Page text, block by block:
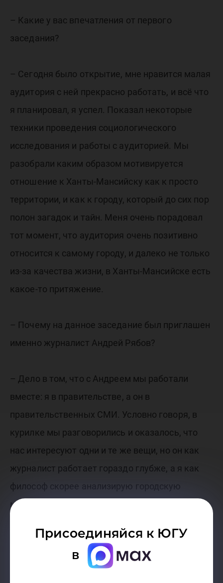
Присоединяйся к ЮГУ
в
– Какие у вас впечатления от первого
заседания?
– Сегодня было открытие, мне нравится малая
аудитория с ней прекрасно работать, и всё что
я планировал, я успел. Показал некоторые
техники проведения социологического
исследования и работы с аудиторией. Мы
разобрали каким образом мотивируется
отношение к Ханты-Мансийску как к просто
территории, и как к городу, который до сих пор
полон загадок и тайн. Меня очень порадовал
тот момент, что аудитория очень позитивно
относится к самому городу, и далеко не только
из-за качества жизни, в Ханты-Мансийске есть
какое-то притяжение.
– Почему на данное заседание был приглашен
именно журналист Андрей Рябов?
– Дело в том, что с Андреем мы работали
вместе: я в правительстве, а он в
правительственных СМИ. Условно говоря, в
курилке мы разговорились и оказалось, что
нас интересуют одни и те же вещи, но он как
журналист работает гораздо глубже, а я как
философ скорее анализирую городскую
мифологию и легенды. Тогда Андрей подарил
чего я понял, что у нас было примерно
одинаковое детство, и поэтому первое